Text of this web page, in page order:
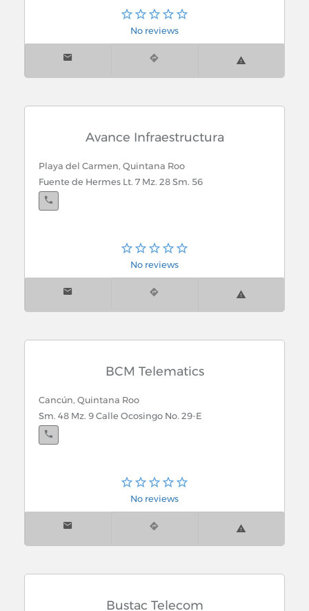
Cancún, Quintana Roo
Av. Nader 148 Desp. 105 Sm. 3 Col. Centro
No reviews
Avance Infraestructura
Playa del Carmen, Quintana Roo
Fuente de Hermes Lt. 7 Mz. 28 Sm. 56
No reviews
BCM Telematics
Cancún, Quintana Roo
Sm. 48 Mz. 9 Calle Ocosingo No. 29-E
No reviews
Bustac Telecom